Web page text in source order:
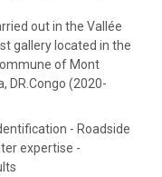
out in the Vallée
gallery located in the
of Mont
DR.Congo (2020-
- Roadside
expertise -